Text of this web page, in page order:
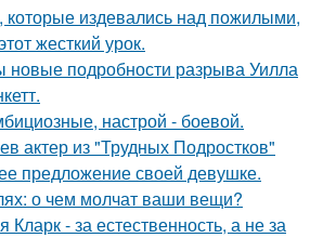
издевались над пожилыми,
жесткий урок.
новые подробности разрыва Уилла
настрой - боевой.
актер из "Трудных Подростков"
предложение своей девушке.
о чем молчат ваши вещи?
- за естественность, а не за